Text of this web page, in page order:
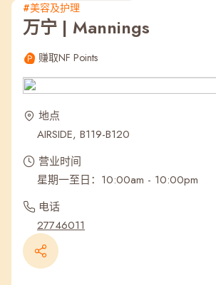
热门
最近搜寻纪录
#美容及护理
万宁 | Mannings
赚取NF Points
地点
AIRSIDE, B119-B120
营业时间
星期一至日：10:00am - 10:00pm
电话
27746011